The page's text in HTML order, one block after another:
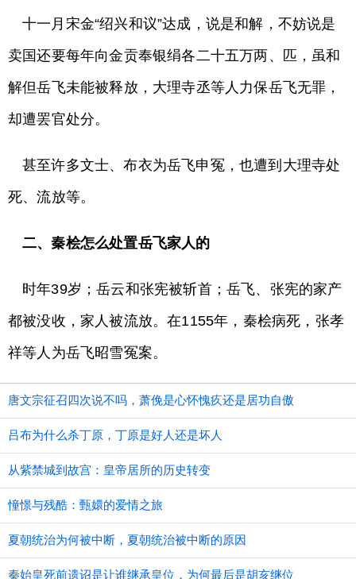
十一月宋金“绍兴和议”达成，说是和解，不妨说是
卖国还要每年向金贡奉银绢各二十五万两、匹，虽和
解但岳飞未能被释放，大理寺丞等人力保岳飞无罪，
却遭罢官处分。
甚至许多文士、布衣为岳飞申冤，也遭到大理寺处
死、流放等。
二、秦桧怎么处置岳飞家人的
时年39岁；岳云和张宪被斩首；岳飞、张宪的家产
都被没收，家人被流放。在1155年，秦桧病死，张孝
祥等人为岳飞昭雪冤案。
唐文宗征召四次说不吗，萧俛是心怀愧疚还是居功自傲
吕布为什么杀丁原，丁原是好人还是坏人
从紫禁城到故宫：皇帝居所的历史转变
憧憬与残酷：甄嬛的爱情之旅
夏朝统治为何被中断，夏朝统治被中断的原因
秦始皇死前遗诏是让谁继承皇位，为何最后是胡亥继位